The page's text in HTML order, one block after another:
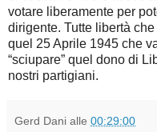
votare liberamente per
dirigente. Tutte libertà
quel 25 Aprile 1945 che
“sciupare” quel dono di
nostri partigiani.
Gerd Dani alle 00:29:00